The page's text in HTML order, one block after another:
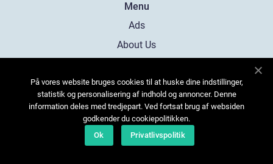
Menu
Ads
About Us
Contact
Sitemap
På vores website bruges cookies til at huske dine indstillinger,
statistik og personalisering af indhold og annoncer. Denne
information deles med tredjepart. Ved fortsat brug af websiden
godkender du cookiepolitikken.
Ok
Privatlivspolitik